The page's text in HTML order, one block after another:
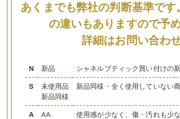
あくまでも弊社の判断基準で
の違いもありますので予
詳細はお問い合わ
N 新品 シャネルブティック買い付けの
S
未使用品
新品同様
新品同様・全く使用していない
A AA 使用感が少なく、傷・汚れも少